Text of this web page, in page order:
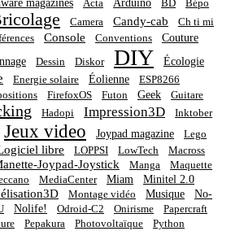
magazines Acta Arduino BD
Bépo
Camera Candy-cab
Ch ti mi
Console Conventions Couture
Dessin Diskor DIY Écologie
Energie solaire Éolienne
ESP8266
FirefoxOS Futon Geek
Guitare
Hadopi Impression3D Inktober
Jeux video Joypad magazine Lego
libre LOPPSI LowTech Macross
Joypad-Joystick Manga Maquette
MediaCenter Miam Minitel 2.0
Montage vidéo Musique
No-
Nolife! Odroid-C2 Onirisme
Papercraft
Pepakura Photovoltaïque Python